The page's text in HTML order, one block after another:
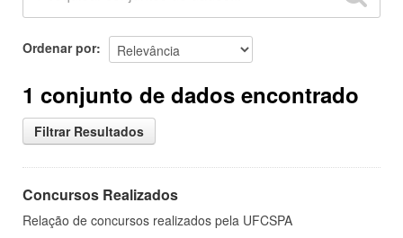
Ordenar por
1 conjunto de dados encontrado
Filtrar Resultados
Concursos Realizados
Relação de concursos realizados pela UFCSPA